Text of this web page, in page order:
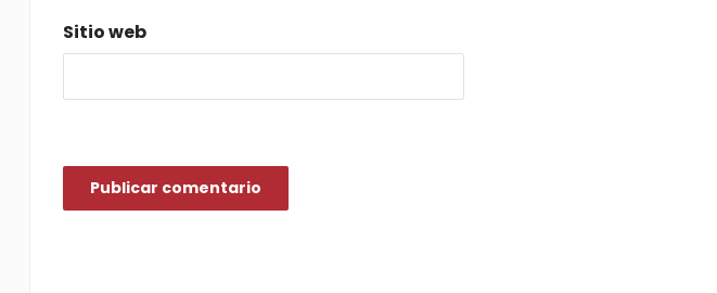
Sitio web